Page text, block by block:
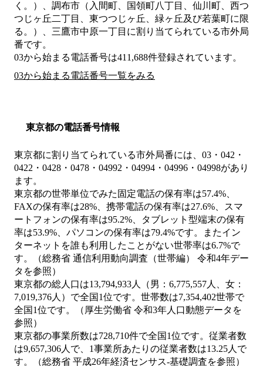
く。）、調布市（入間町、国領町八丁目、仙川町、西つ
つじヶ丘二丁目、東つつじヶ丘、緑ヶ丘及び若葉町に限
る。）、三鷹市中原一丁目 に割り当てられている市外局
番です。
03から始まる電話番号は411,688件登録されています。
03から始まる電話番号一覧をみる
東京都の電話番号情報
東京都に割り当てられている市外局番には、03・042・
0422・0428・0478・04992・04994・04996・04998があり
ます。
東京都の世帯単位でみた固定電話の保有率は57.4%、
FAXの保有率は28%、携帯電話の保有率は27.6%、スマ
ートフォンの保有率は95.2%、タブレット型端末の保有
率は53.9%、パソコンの保有率は79.4%です。またイン
ターネットを誰も利用したことがない世帯率は6.7%で
す。（総務省 通信利用動向調査（世帯編） 令和4年デー
タを参照）
東京都の総人口は13,794,933人（男：6,775,557人、女：
7,019,376人）で全国1位です。世帯数は7,354,402世帯で
全国1位です。（厚生労働省 令和3年人口動態データを
参照）
東京都の事業所数は728,710件で全国1位です。従業者数
は9,657,306人で、1事業所あたりの従業者数は13.25人で
す。（総務省 平成26年経済センサス‐基礎調査を参照）